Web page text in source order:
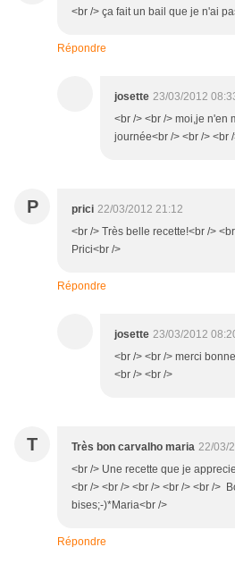
<br /> ça fait un bail que je n'ai
Répondre
josette 23/03/2012
<br /> <br /> moi,je n'en
journée<br /> <br /> <br
P prici 22/03/2012 21:12
<br /> Très belle recette!<br />
Prici<br />
Répondre
josette 23/03/2012
<br /> <br /> merci
<br /> <br />
T Très bon carvalho maria 22/03/
<br /> Une recette que je
<br /> <br /> <br /> <br /> <br />
bises;-)*Maria<br />
Répondre